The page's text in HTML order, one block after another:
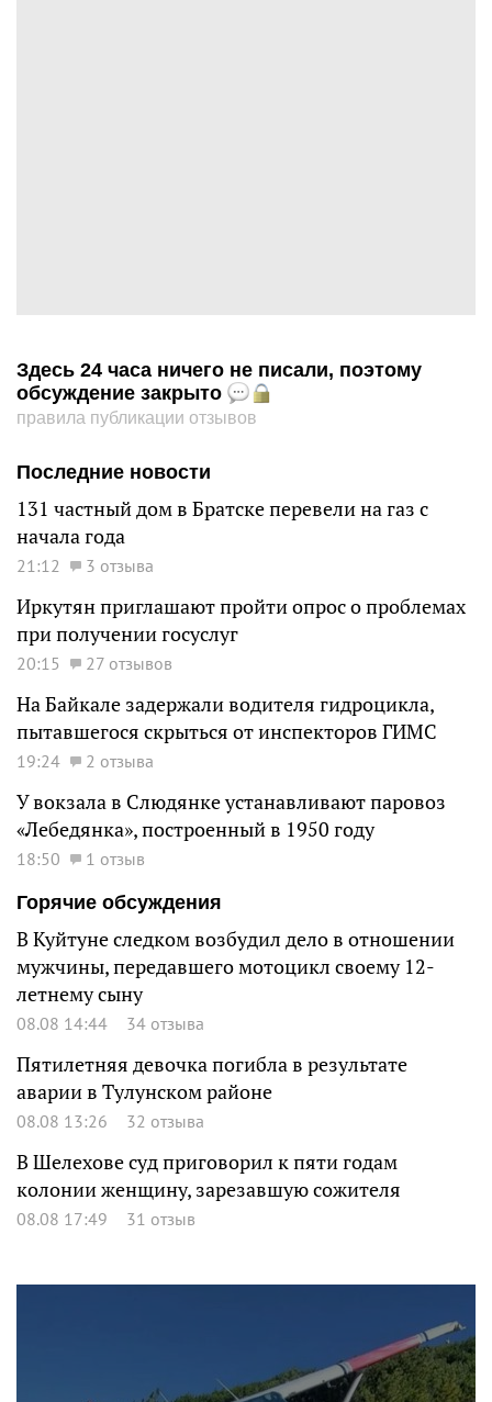
Здесь 24 часа ничего не писали, поэтому
обсуждение закрыто
правила публикации отзывов
Последние новости
131 частный дом в Братске перевели на газ с
начала года
21:12 3 отзыва
Иркутян приглашают пройти опрос о проблемах
при получении госуслуг
20:15 27 отзывов
На Байкале задержали водителя гидроцикла,
пытавшегося скрыться от инспекторов ГИМС
19:24 2 отзыва
У вокзала в Слюдянке устанавливают паровоз
«Лебедянка», построенный в 1950 году
18:50
1 отзыв
Горячие обсуждения
В Куйтуне следком возбудил дело в отношении
мужчины, передавшего мотоцикл своему 12-
летнему сыну
08.08 14:44 34 отзыва
Пятилетняя девочка погибла в результате
аварии в Тулунском районе
08.08 13:26 32 отзыва
В Шелехове суд приговорил к пяти годам
колонии женщину, зарезавшую сожителя
08.08 17:49 31 отзыв